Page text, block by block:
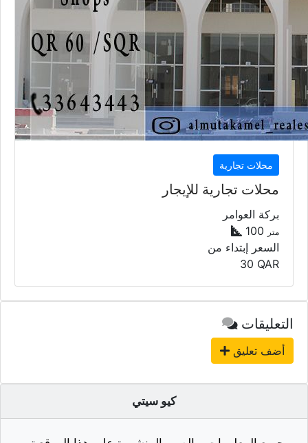
بركة العوامر
100متر
السعر إبتداء من
30QAR
التعليقات
أضف تعليق
جميع المعلومات و الصور المنشورة على هذا الموقع تم
الحصول عليها من قبل المعلن. و إحتمالية وجود أخطاء في
المعلومات أو الصور المزودة من قبل المعلن أو خلال
للتجارة اونلاين) ومن خلال موقعها (كيو سيتي) لا تحمل أي
مسؤولية أو تتحمل نتائج هذه المعلومات أو الصور و تؤكد